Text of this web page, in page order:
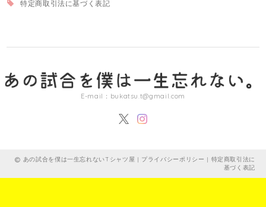
特定商取引法に基づく表記
E-mail： bukatsu.t@gmail.com
あの試合を僕は一生忘れないTシャツ屋 | プライバシーポリシー | 特定商取引法に
基づく表記